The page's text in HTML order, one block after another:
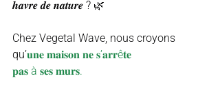
𝒉𝒂𝒗𝒓𝒆 𝒅𝒆 𝒏𝒂𝒕𝒖𝒓𝒆 ? 🌿
Chez Vegetal Wave, nous croyons
qu’𝐮𝐧𝐞 𝐦𝐚𝐢𝐬𝐨𝐧 𝐧𝐞 𝐬’𝐚𝐫𝐫ê𝐭𝐞
𝐩𝐚𝐬 à 𝐬𝐞𝐬 𝐦𝐮𝐫𝐬.